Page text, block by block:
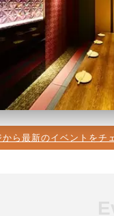
から最新のイベントをチ